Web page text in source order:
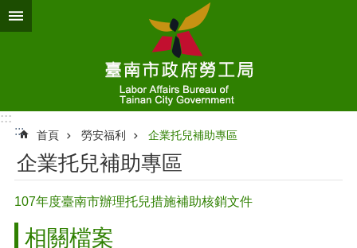
跳到主要內容區塊
:::
:::
首頁 勞安福利 企業托兒補助專區
企業托兒補助專區
107年度臺南市辦理托兒措施補助核銷文件
相關檔案